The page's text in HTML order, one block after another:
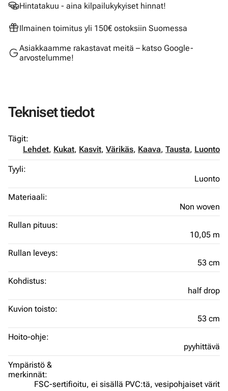
Hintatakuu - aina kilpailukykyiset hinnat!
Ilmainen toimitus yli 150€ ostoksiin Suomessa
Asiakkaamme rakastavat meitä – katso Google-
arvostelumme!
Tekniset tiedot
Tägit:
Lehdet, Kukat, Kasvit, Värikäs, Kaava, Tausta, Luonto
Tyyli:
Luonto
Materiaali:
Non woven
Rullan pituus:
10,05 m
Rullan leveys:
53 cm
Kohdistus:
half drop
Kuvion toisto:
53 cm
Hoito-ohje:
pyyhittävä
Ympäristö &
merkinnät:
FSC-sertifioitu, ei sisällä PVC:tä, vesipohjaiset värit